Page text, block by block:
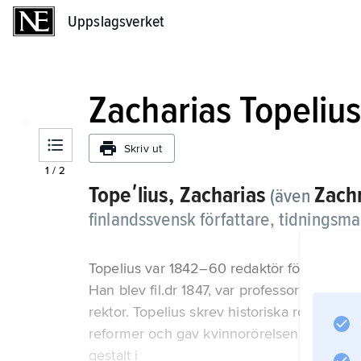
Uppslagsverket
1 /2
Zacharias Topelius
Skriv ut
Topeʹlius, Zacharias (även
finlandssvensk författare,
Topelius var 1842–60 redaktör för
Han blev fil.dr 1847, var professor i
rektor. Topelius skrev historiska romaner,
reformer och gav kvinnorörelsen starkt
gestalt i